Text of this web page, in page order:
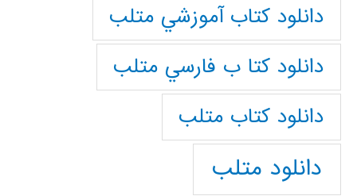
دانلود كتاب آموزشي متلب
دانلود كتا ب فارسي متلب
دانلود كتاب متلب
دانلود متلب